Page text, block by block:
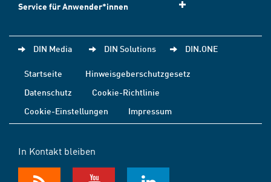
Service für Anwender*innen
DIN Media DIN Solutions DIN.ONE
Startseite
Hinweisgeberschutzgesetz
Datenschutz
Cookie-Richtlinie
Cookie-Einstellungen
Impressum
In Kontakt bleiben